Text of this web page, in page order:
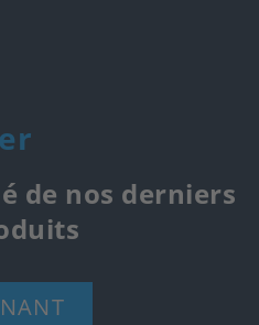
de nos derniers